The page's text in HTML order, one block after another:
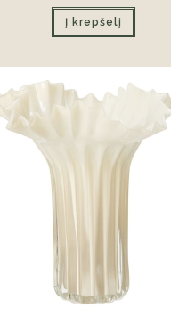
was:
€99,00.
Į krepšelį